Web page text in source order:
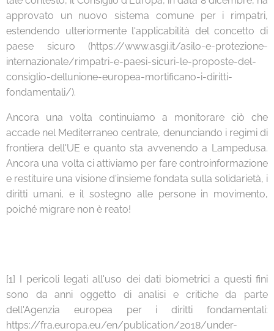
approvato un nuovo sistema comune per i rimpatri,
estendendo ulteriormente l'applicabilità del concetto di
paese sicuro (https://www.asgi.it/asilo-e-protezione-
internazionale/rimpatri-e-paesi-sicuri-le-proposte-del-
consiglio-dellunione-europea-mortificano-i-diritti-
fondamentali/).
Ancora una volta continuiamo a monitorare ciò che
accade nel Mediterraneo centrale, denunciando i regimi di
frontiera dell'UE e quanto sta avvenendo a Lampedusa.
Ancora una volta ci attiviamo per fare controinformazione
e restituire una visione d'insieme fondata sulla solidarietà, i
diritti umani, e il sostegno alle persone in movimento,
poiché migrare non è reato!
[1] I pericoli legati all'uso dei dati biometrici a questi fini
sono da anni oggetto di analisi e critiche da parte
dell'Agenzia europea per i diritti fondamentali:
https://fra.europa.eu/en/publication/2018/under-